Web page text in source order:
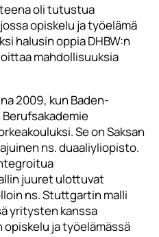
oli tutustua
opiskelu ja työelämä
halusin oppia DHBW:n
mahdollisuuksia
2009, kun Baden-
Se on Saksan
ns. duaaliyliopisto.
juuret ulottuvat
ns. Stuttgartin malli
yritysten kanssa
ja työelämässä